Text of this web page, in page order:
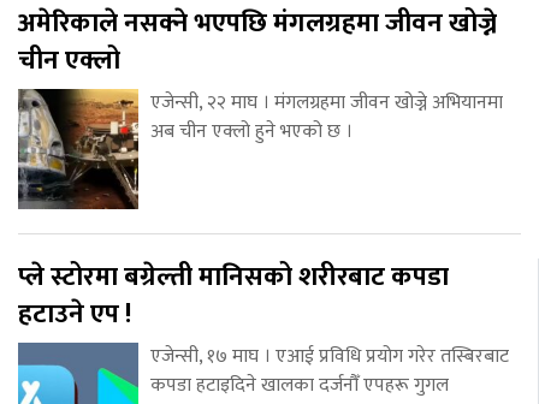
अमेरिकाले नसक्ने भएपछि मंगलग्रहमा जीवन खोज्ने
चीन एक्लो
एजेन्सी, २२ माघ । मंगलग्रहमा जीवन खोज्ने अभियानमा
अब चीन एक्लो हुने भएको छ ।
प्ले स्टोरमा बग्रेल्ती मानिसको शरीरबाट कपडा
हटाउने एप !
एजेन्सी, १७ माघ । एआई प्रविधि प्रयोग गरेर तस्बिरबाट
कपडा हटाइदिने खालका दर्जनौँ एपहरू गुगल